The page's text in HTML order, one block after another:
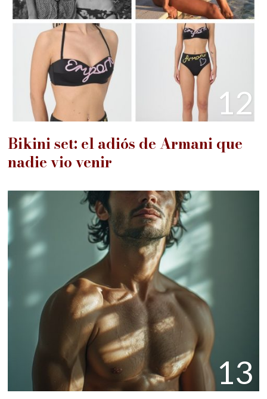
12
Bikini set: el adiós de Armani que
nadie vio venir
13